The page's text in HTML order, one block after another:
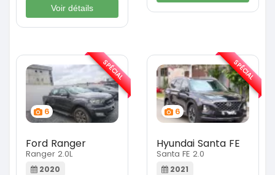
Voir détails
6
Ford Ranger
Ranger 2.0L
2020
SPÉCIAL
6
Hyundai Santa FE
Santa FE 2.0
2021
SPÉCIAL